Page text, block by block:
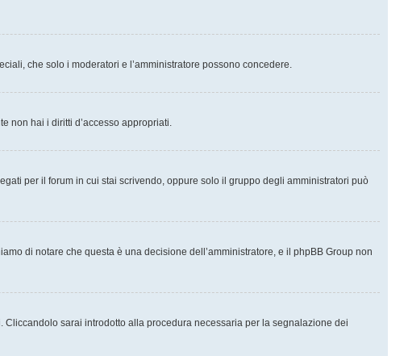
che solo i moderatori e l’amministratore possono concedere.
non hai i diritti d’accesso appropriati.
per il forum in cui stai scrivendo, oppure solo il gruppo degli amministratori può
di notare che questa è una decisione dell’amministratore, e il phpBB Group non
sarai introdotto alla procedura necessaria per la segnalazione dei